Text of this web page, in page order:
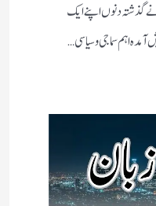
گذشتہ دنوں اپنے ایک
اہم سماجی و سیاسی…